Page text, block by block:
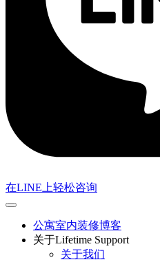
在LINE上轻松咨询
公寓室内装修博客
关于Lifetime Support
关于我们